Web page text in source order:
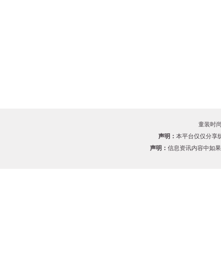
童装时
声明： 本平台仅仅分享
声明： 信息资讯内容中如